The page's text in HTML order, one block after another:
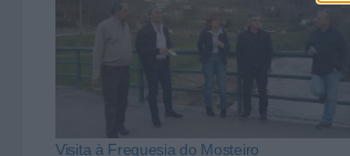
Visita à Freguesia do Mosteiro